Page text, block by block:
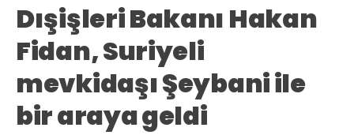
Dışişleri Bakanı Hakan
Fidan, Suriyeli
mevkidaşı Şeybani ile
bir araya geldi